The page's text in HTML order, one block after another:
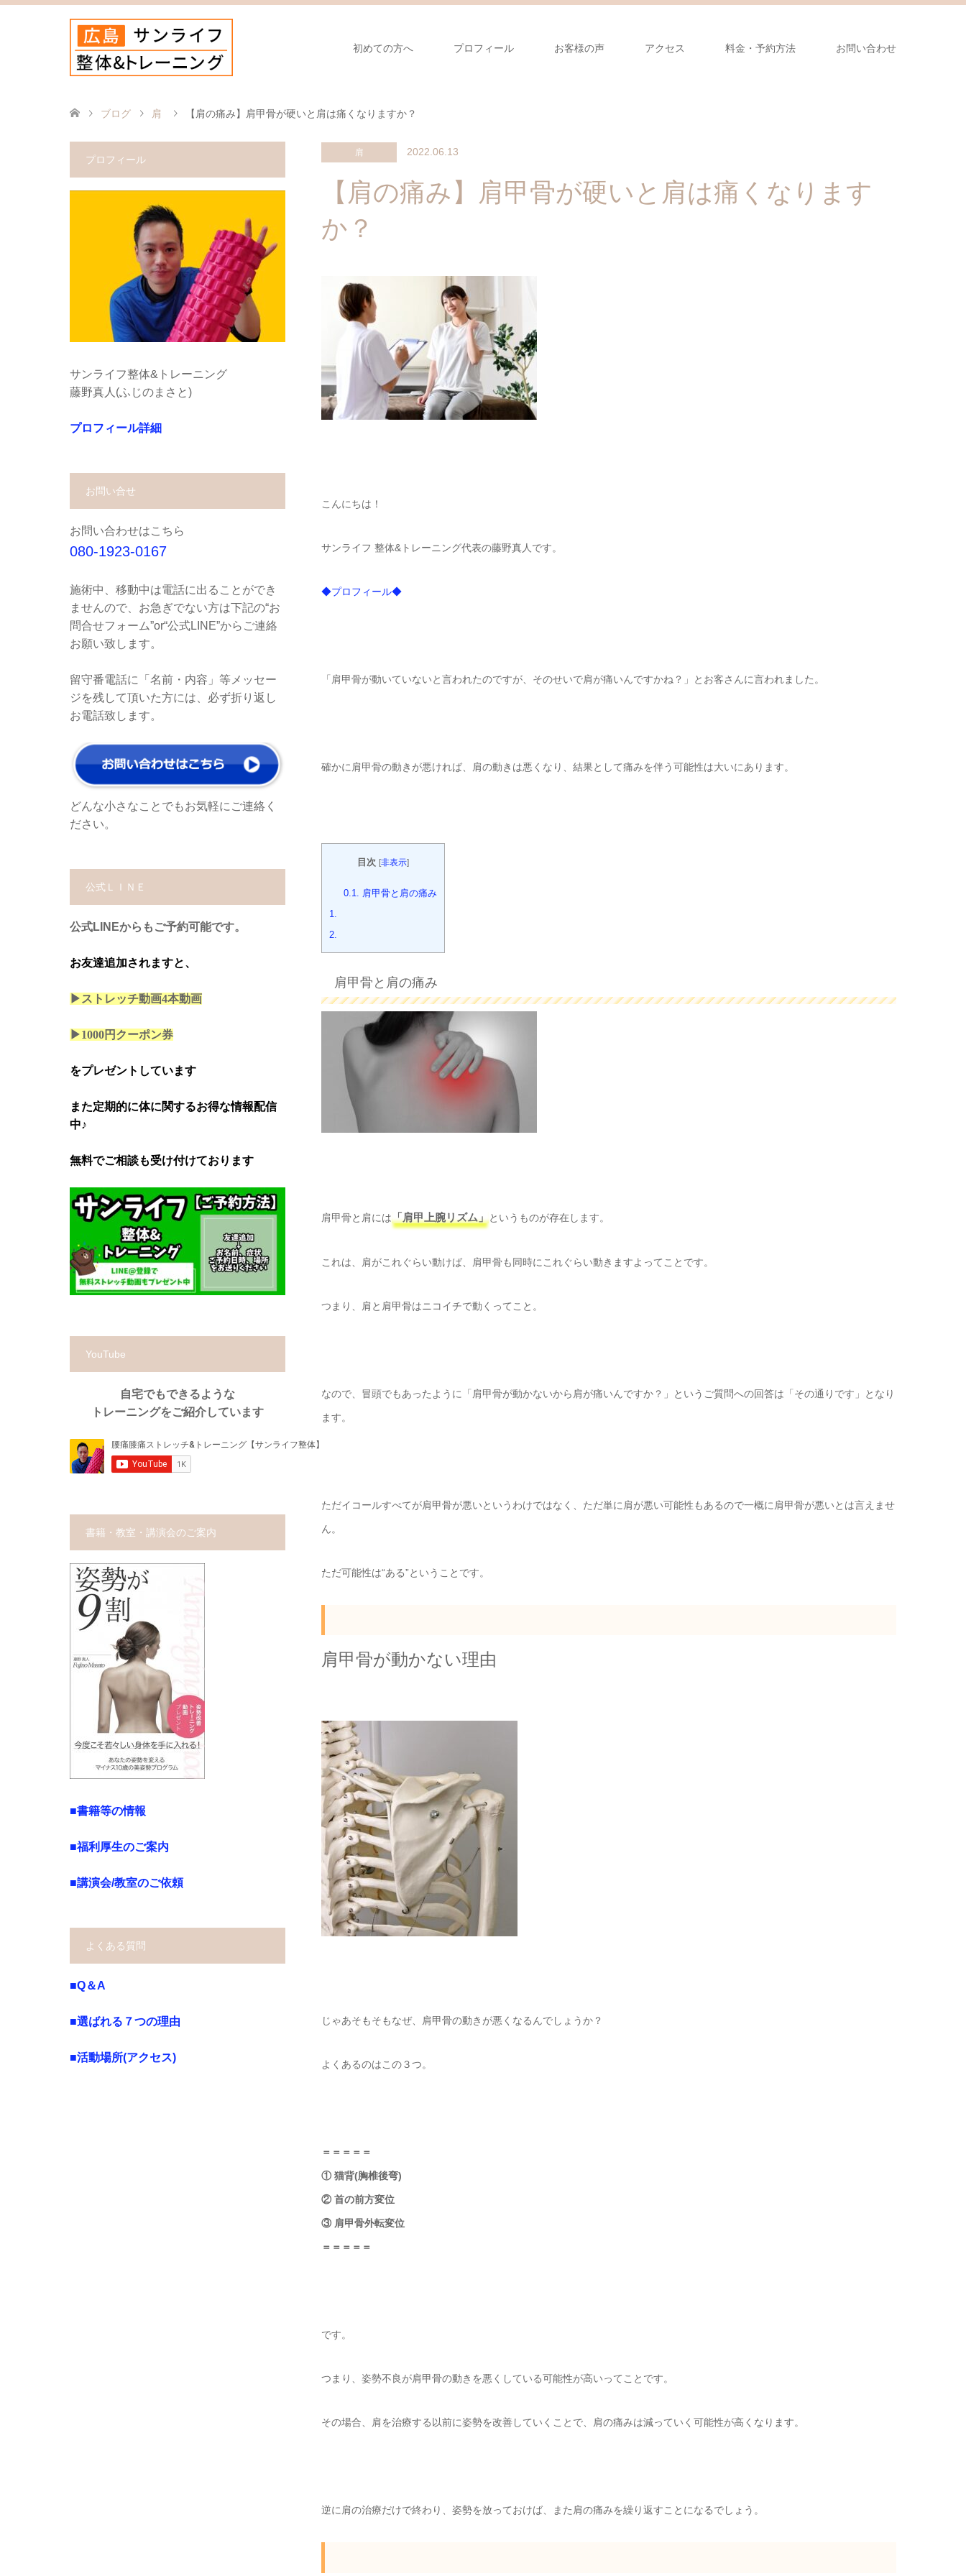
初めての方へ プロフィール お客様の声 アクセス 料金・予約方法 お問い合わせ
ブログ 肩 【肩の痛み】肩甲骨が硬いと肩は痛くなりますか？
肩 2022.06.13
【肩の痛み】肩甲骨が硬いと肩は痛くなります
か？
こんにちは！
サンライフ 整体&トレーニング代表の藤野真人です。
◆プロフィール◆
「肩甲骨が動いていないと言われたのですが、そのせいで肩が痛いんですかね？」とお客さんに言われました。
確かに肩甲骨の動きが悪ければ、肩の動きは悪くなり、結果として痛みを伴う可能性は大いにあります。
目次 [非表示]
0.1. 肩甲骨と肩の痛み
1.
2.
肩甲骨と肩の痛み
肩甲骨と肩には「肩甲上腕リズム」というものが存在します。
これは、肩がこれぐらい動けば、肩甲骨も同時にこれぐらい動きますよってことです。
つまり、肩と肩甲骨はニコイチで動くってこと。
なので、冒頭でもあったように「肩甲骨が動かないから肩が痛いんですか？」というご質問への回答は「その通りです」となり
ます。
ただイコールすべてが肩甲骨が悪いというわけではなく、ただ単に肩が悪い可能性もあるので一概に肩甲骨が悪いとは言えませ
ん。
ただ可能性は“ある”ということです。
肩甲骨が動かない理由
じゃあそもそもなぜ、肩甲骨の動きが悪くなるんでしょうか？
よくあるのはこの３つ。
＝＝＝＝＝
① 猫背(胸椎後弯)
② 首の前方変位
③ 肩甲骨外転変位
＝＝＝＝＝
です。
つまり、姿勢不良が肩甲骨の動きを悪くしている可能性が高いってことです。
その場合、肩を治療する以前に姿勢を改善していくことで、肩の痛みは減っていく可能性が高くなります。
逆に肩の治療だけで終わり、姿勢を放っておけば、また肩の痛みを繰り返すことになるでしょう。
プロフィール
サンライフ整体&トレーニング
藤野真人(ふじのまさと)
プロフィール詳細
お問い合せ
お問い合わせはこちら
080-1923-0167
施術中、移動中は電話に出ることができ
ませんので、お急ぎでない方は下記の“お
問合せフォーム”or“公式LINE”からご連絡
お願い致します。
留守番電話に「名前・内容」等メッセー
ジを残して頂いた方には、必ず折り返し
お電話致します。
どんな小さなことでもお気軽にご連絡く
ださい。
公式ＬＩＮＥ
公式LINEからもご予約可能です。
お友達追加されますと、
▶ストレッチ動画4本動画
▶1000円クーポン券
をプレゼントしています
また定期的に体に関するお得な情報配信
中♪
無料でご相談も受け付けております
YouTube
自宅でもできるような
トレーニングをご紹介しています
書籍・教室・講演会のご案内
■書籍等の情報
■福利厚生のご案内
■講演会/教室のご依頼
よくある質問
■Q＆A
■選ばれる７つの理由
■活動場所(アクセス)